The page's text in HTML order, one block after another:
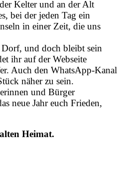
Kelter und an der Alt
bei der jeden Tag ein
in einer Zeit, die uns
und doch bleibt sein
ihr auf der Webseite
Auch den WhatsApp-Kanal
näher zu sein.
und Bürger
neue Jahr euch Frieden,
Heimat.